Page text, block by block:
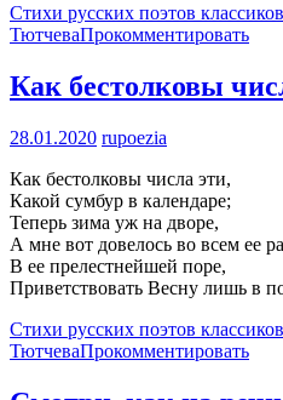
Стихи русских поэтов классиков
ТютчеваПрокомментировать
Как бестолковы
28.01.2020 rupoezia
Как бестолковы числа эти,
Какой сумбур в календаре;
Теперь зима уж на дворе,
А мне вот довелось во всем ее
В ее прелестнейшей поре,
Приветствовать Весну лишь в
Стихи русских поэтов классиков
ТютчеваПрокомментировать